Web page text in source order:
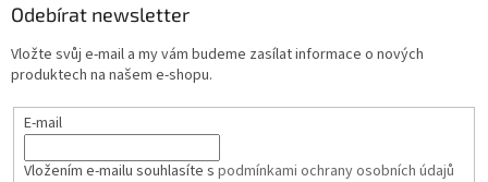
Odebírat newsletter
Vložte svůj e-mail a my vám budeme zasílat informace o nových
produktech na našem e-shopu.
E-mail
Vložením e-mailu souhlasíte s podmínkami ochrany osobních údajů